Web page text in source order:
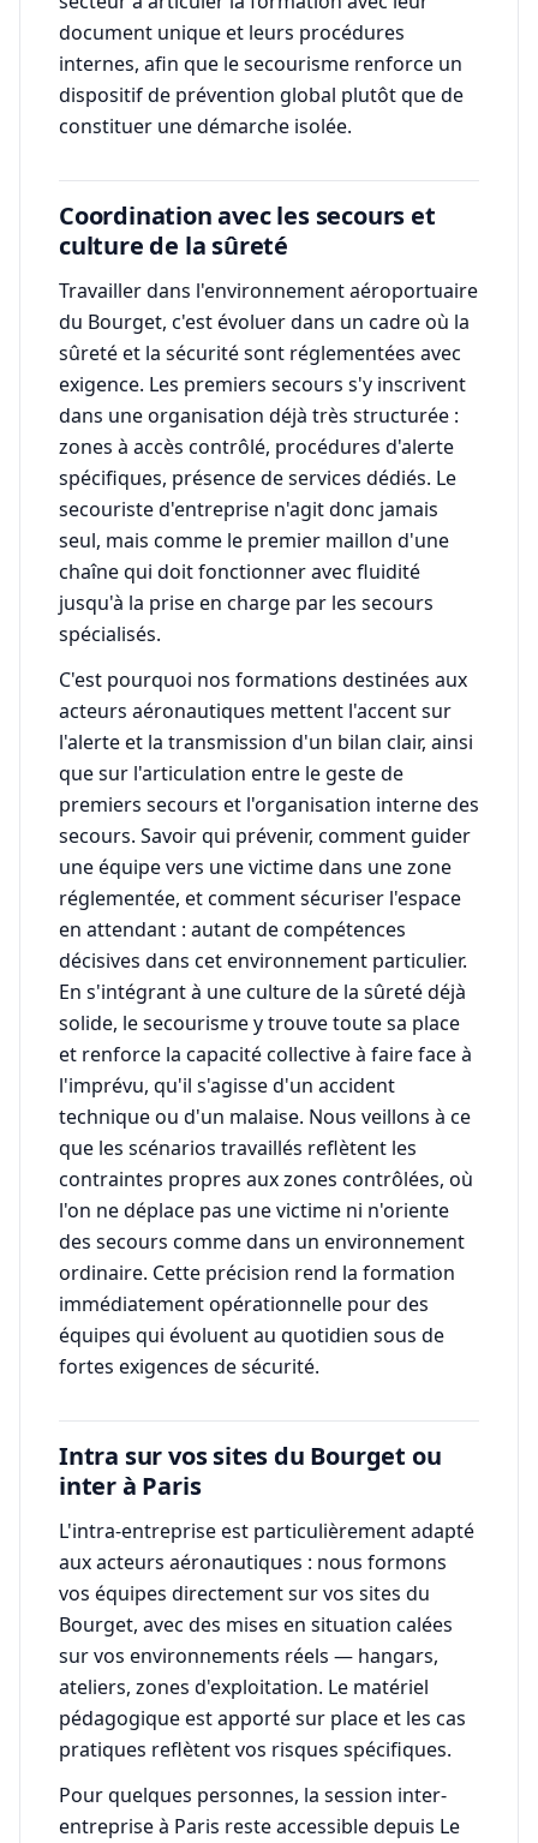
document unique et leurs procédures
internes, afin que le secourisme renforce un
dispositif de prévention global plutôt que de
constituer une démarche isolée.
Coordination avec les secours et
culture de la sûreté
Travailler dans l'environnement aéroportuaire
du Bourget, c'est évoluer dans un cadre où la
sûreté et la sécurité sont réglementées avec
exigence. Les premiers secours s'y inscrivent
dans une organisation déjà très structurée :
zones à accès contrôlé, procédures d'alerte
spécifiques, présence de services dédiés. Le
secouriste d'entreprise n'agit donc jamais
seul, mais comme le premier maillon d'une
chaîne qui doit fonctionner avec fluidité
jusqu'à la prise en charge par les secours
spécialisés.
C'est pourquoi nos formations destinées aux
acteurs aéronautiques mettent l'accent sur
l'alerte et la transmission d'un bilan clair, ainsi
que sur l'articulation entre le geste de
premiers secours et l'organisation interne des
secours. Savoir qui prévenir, comment guider
une équipe vers une victime dans une zone
réglementée, et comment sécuriser l'espace
en attendant : autant de compétences
décisives dans cet environnement particulier.
En s'intégrant à une culture de la sûreté déjà
solide, le secourisme y trouve toute sa place
et renforce la capacité collective à faire face à
l'imprévu, qu'il s'agisse d'un accident
technique ou d'un malaise. Nous veillons à ce
que les scénarios travaillés reflètent les
contraintes propres aux zones contrôlées, où
l'on ne déplace pas une victime ni n'oriente
des secours comme dans un environnement
ordinaire. Cette précision rend la formation
immédiatement opérationnelle pour des
équipes qui évoluent au quotidien sous de
fortes exigences de sécurité.
Intra sur vos sites du Bourget ou
inter à Paris
L'intra-entreprise est particulièrement adapté
aux acteurs aéronautiques : nous formons
vos équipes directement sur vos sites du
Bourget, avec des mises en situation calées
sur vos environnements réels — hangars,
ateliers, zones d'exploitation. Le matériel
pédagogique est apporté sur place et les cas
pratiques reflètent vos risques spécifiques.
Pour quelques personnes, la session inter-
entreprise à Paris reste accessible depuis Le